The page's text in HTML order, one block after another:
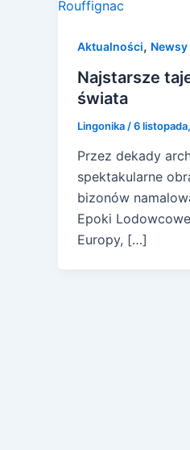
Aktualności, Newsy
Najstarsze
świata
Lingonika /6
Przez dekady
spektakularne
bizonów
Epoki
Europy, […]